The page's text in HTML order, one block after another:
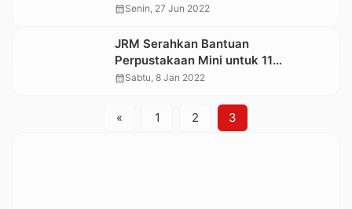
calendar_monthSenin, 27 Jun 2022
JRM Serahkan Bantuan
Perpustakaan Mini untuk 11
Kelurahan/Lembang di Tana Toraja
calendar_monthSabtu, 8 Jan 2022
« 1 2 3